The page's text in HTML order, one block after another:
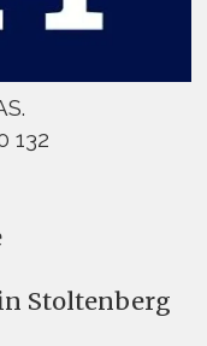
132
Stoltenberg